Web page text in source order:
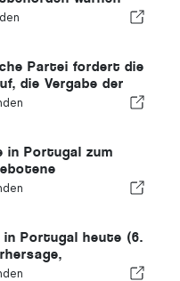
des Ertrinkens
Partei fordert die
die Vergabe der
an Marokko
in Portugal zum
wird in weniger
Portugal heute (6.
und was Sie